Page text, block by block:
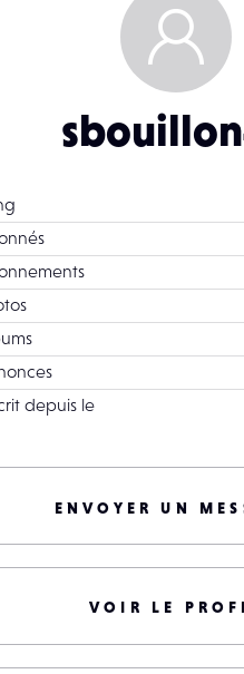
depuis le
ENVOYER UN
VOIR LE